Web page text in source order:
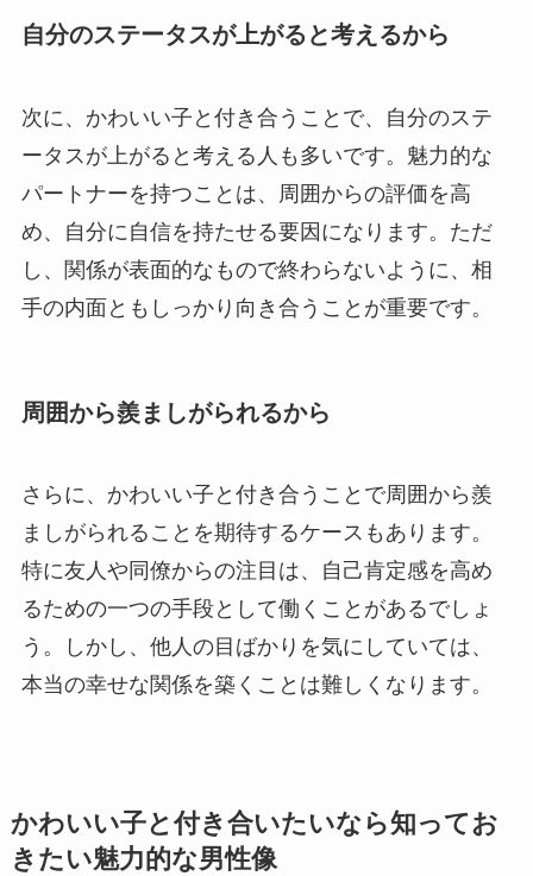
自分のステータスが上がると考えるから
次に、かわいい子と付き合うことで、自分のステ
ータスが上がると考える人も多いです。魅力的な
パートナーを持つことは、周囲からの評価を高
め、自分に自信を持たせる要因になります。ただ
し、関係が表面的なもので終わらないように、相
手の内面ともしっかり向き合うことが重要です。
周囲から羨ましがられるから
さらに、かわいい子と付き合うことで周囲から羨
ましがられることを期待するケースもあります。
特に友人や同僚からの注目は、自己肯定感を高め
るための一つの手段として働くことがあるでしょ
う。しかし、他人の目ばかりを気にしていては、
本当の幸せな関係を築くことは難しくなります。
かわいい子と付き合いたいなら知ってお
きたい魅力的な男性像